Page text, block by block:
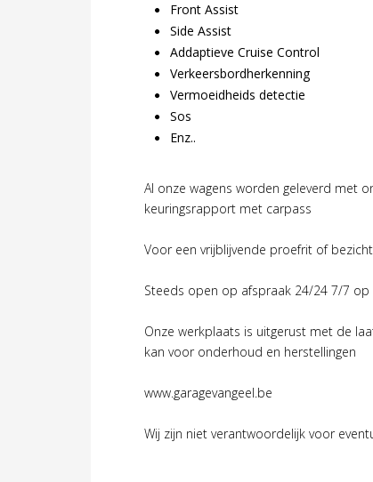
Front Assist
Side Assist
Addaptieve Cruise Control
Verkeersbordherkenning
Vermoeidheids detectie
Sos
Enz..
Al onze wagens worden geleverd met
keuringsrapport met carpass
Voor een vrijblijvende proefrit of
Steeds open op afspraak 24/24 7/7 op
Onze werkplaats is uitgerust met de
kan voor onderhoud en herstellingen
www.garagevangeel.be
Wij zijn niet verantwoordelijk voor